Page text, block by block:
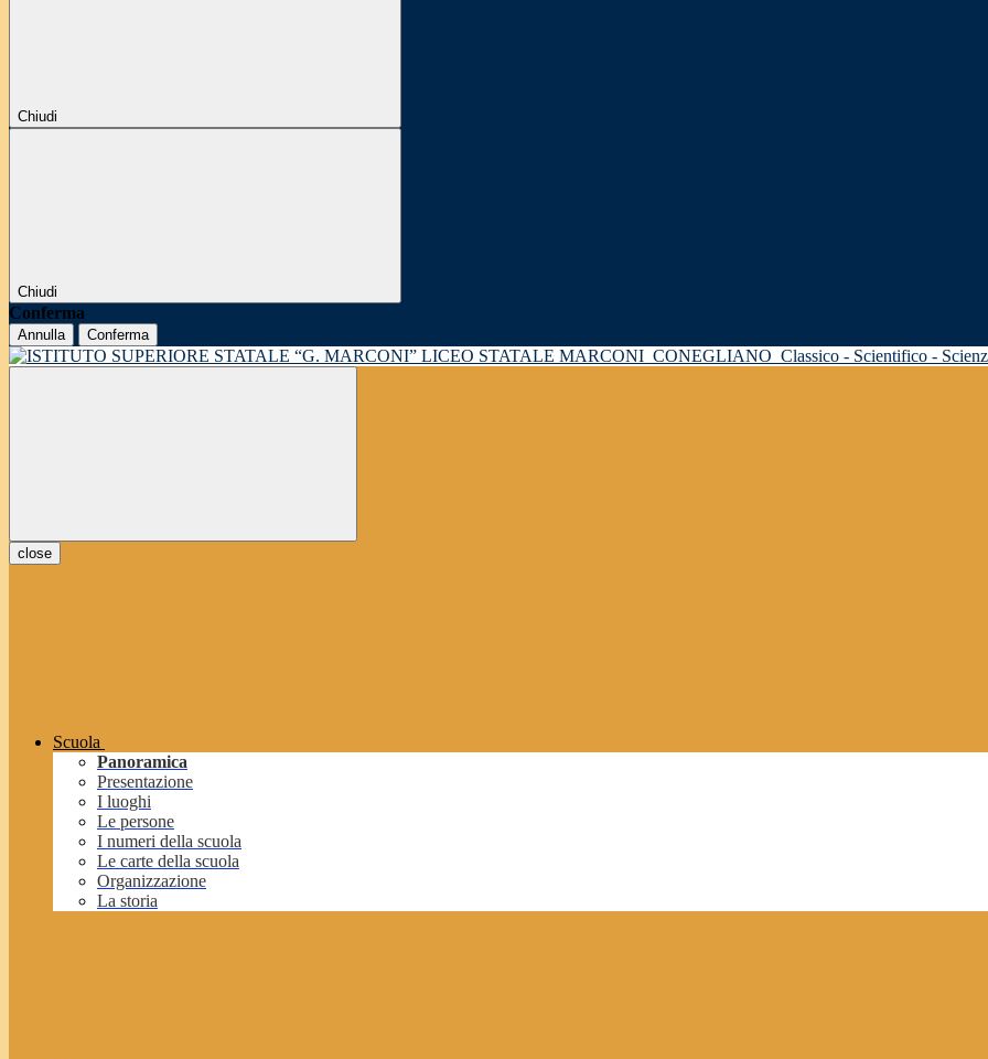
Chiudi
Chiudi
Conferma
Annulla Conferma
LICEO STATALE MARCONI CONEGLIANO Classico - Scientifico -
close
Scuola
Panoramica
Presentazione
I luoghi
Le persone
I numeri della scuola
Le carte della scuola
Organizzazione
La storia